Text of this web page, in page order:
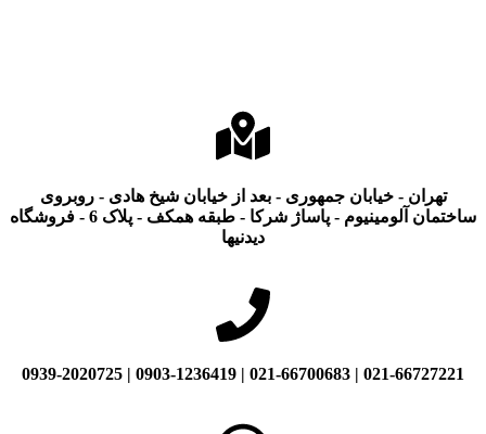
تهران - خیابان جمهوری - بعد از خیابان شیخ هادی - روبروی
ساختمان آلومینیوم - پاساژ شرکا - طبقه همکف - پلاک 6 - فروشگاه
دیدنیها
021-66727221 | 021-66700683 | 0903-1236419 | 0939-2020725